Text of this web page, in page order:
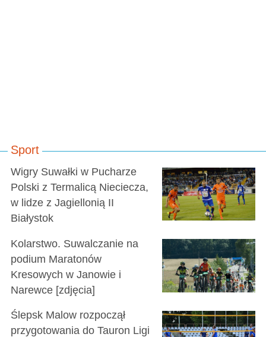
Sport
Wigry Suwałki w Pucharze
Polski z Termalicą Nieciecza,
w lidze z Jagiellonią II
Białystok
Kolarstwo. Suwalczanie na
podium Maratonów
Kresowych w Janowie i
Narewce [zdjęcia]
Ślepsk Malow rozpoczął
przygotowania do Tauron Ligi